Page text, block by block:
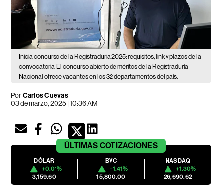
Inicia concurso de la Registraduría 2025: requisitos, link y plazos de la
convocatoria El concurso abierto de méritos de la Registraduría
Nacional ofrece vacantes en los 32 departamentos del país.
PorCarlos Cuevas
03 de marzo, 2025 | 10:36 AM
ÚLTIMAS COTIZACIONES
DÓLAR
+0.01%
3,159.60
BVC
+1.41%
15,800.00
NASDAQ
+1.30%
26,690.62